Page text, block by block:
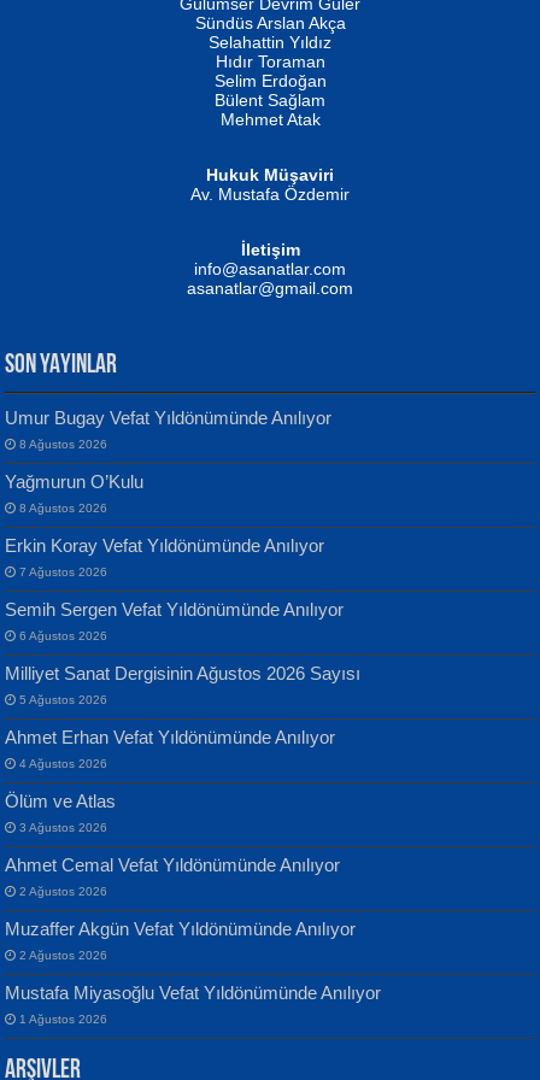
Erkeklerin Kahrolması Ne Demektir
MUSTAFA KELOĞLU
Yarına İz Bırakmak...
ATİLLA ÖZEN
Sultan Olmadan Önce Eyüp...
EKREM KARABABA
Yaralı Şiir...
Evvel Zaman Tanrıçası...
Yılmaz Ekinci
Geceye Söylenen...
Banu Sancak
Defterimden İçeri...
İsmail Aydos
İnkisar...
Sündüs Arslan Akça
Selahattin Yıldız
Hıdır Toraman
Selim Erdoğan
Bülent Sağlam
Mehmet Atak
Hukuk Müşaviri
Av. Mustafa Özdemir
İletişim
info@asanatlar.com
asanatlar@gmail.com
SON YAYINLAR
Umur Bugay Vefat Yıldönümünde Anılıyor
8 Ağustos 2026
Yağmurun O’Kulu
8 Ağustos 2026
Erkin Koray Vefat Yıldönümünde Anılıyor
7 Ağustos 2026
Semih Sergen Vefat Yıldönümünde Anılıyor
6 Ağustos 2026
Milliyet Sanat Dergisinin Ağustos 2026 Sayısı
5 Ağustos 2026
Ahmet Erhan Vefat Yıldönümünde Anılıyor
4 Ağustos 2026
Ölüm ve Atlas
3 Ağustos 2026
Ahmet Cemal Vefat Yıldönümünde Anılıyor
2 Ağustos 2026
Muzaffer Akgün Vefat Yıldönümünde Anılıyor
2 Ağustos 2026
Mustafa Miyasoğlu Vefat Yıldönümünde Anılıyor
1 Ağustos 2026
Arşivler